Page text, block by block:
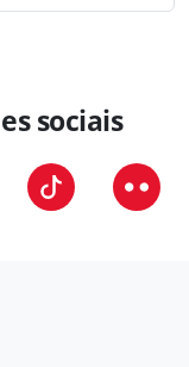
sociais